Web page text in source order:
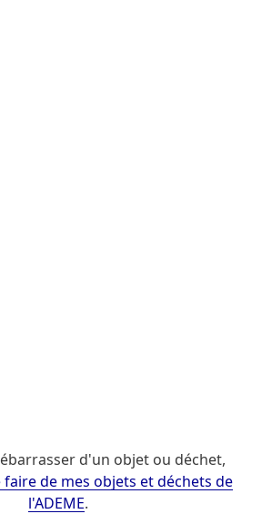
d'un objet ou déchet,
faire de mes objets et déchets de
l'ADEME.